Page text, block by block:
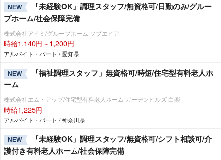
NEW
「未経験OK」調理スタッフ/無資格可/日勤のみ/グルー
プホーム/社会保障完備
株式会社アイミ/グループホーム ソブエピア
時給1,140円～1,200円
アルバイト・パート / 愛知県
NEW
「福祉調理スタッフ」無資格可/時短/住宅型有料老人ホ
ーム
株式会社エム・アップ/住宅型有料老人ホーム ガーデンヒルズ 白楽
時給1,225円
アルバイト・パート / 神奈川県
NEW
「未経験OK」調理スタッフ/無資格可/シフト相談可/介
護付き有料老人ホーム/社会保障完備